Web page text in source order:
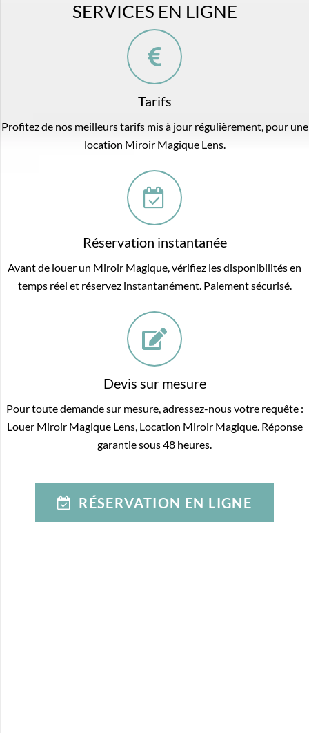
SERVICES EN LIGNE
Tarifs
Profitez de nos meilleurs tarifs mis à jour régulièrement, pour une
location Miroir Magique Lens.
Réservation instantanée
Avant de louer un Miroir Magique, vérifiez les disponibilités en
temps réel et réservez instantanément. Paiement sécurisé.
Devis sur mesure
Pour toute demande sur mesure, adressez-nous votre requête :
Louer Miroir Magique Lens, Location Miroir Magique. Réponse
garantie sous 48 heures.
RÉSERVATION EN LIGNE